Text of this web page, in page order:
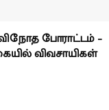
போராட்டம் –
விவசாயிகள்